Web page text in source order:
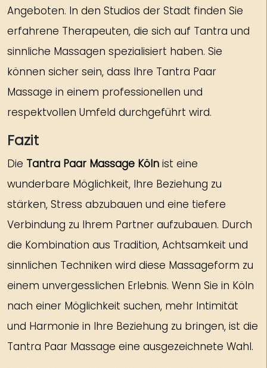
Angeboten. In den Studios der Stadt finden Sie
erfahrene Therapeuten, die sich auf Tantra und
sinnliche Massagen spezialisiert haben. Sie
können sicher sein, dass Ihre Tantra Paar
Massage in einem professionellen und
respektvollen Umfeld durchgeführt wird.
Fazit
Die Tantra Paar Massage Köln ist eine
wunderbare Möglichkeit, Ihre Beziehung zu
stärken, Stress abzubauen und eine tiefere
Verbindung zu Ihrem Partner aufzubauen. Durch
die Kombination aus Tradition, Achtsamkeit und
sinnlichen Techniken wird diese Massageform zu
einem unvergesslichen Erlebnis. Wenn Sie in Köln
nach einer Möglichkeit suchen, mehr Intimität
und Harmonie in Ihre Beziehung zu bringen, ist die
Tantra Paar Massage eine ausgezeichnete Wahl.